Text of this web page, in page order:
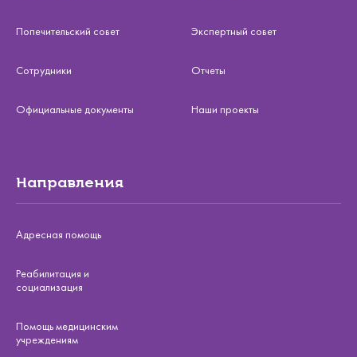
Попечительский совет Экспертный совет
Сотрудники Отчеты
Официальные документы Наши проекты
Направления
Адресная помощь
Реабилитация и
социализация
Помощь медицинским
учреждениям